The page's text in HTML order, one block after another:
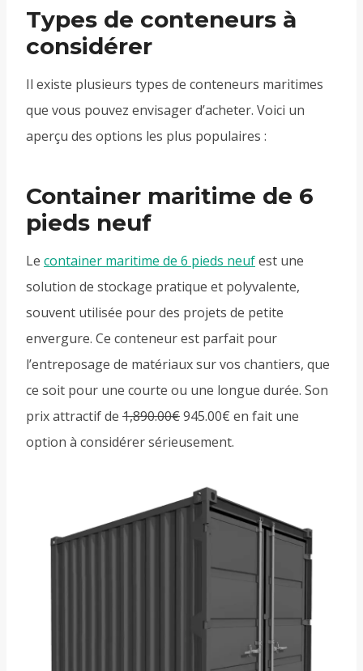
Types de conteneurs à
considérer
Il existe plusieurs types de conteneurs maritimes
que vous pouvez envisager d’acheter. Voici un
aperçu des options les plus populaires :
Container maritime de 6
pieds neuf
Le container maritime de 6 pieds neufest une
solution de stockage pratique et polyvalente,
souvent utilisée pour des projets de petite
envergure. Ce conteneur est parfait pour
l’entreposage de matériaux sur vos chantiers, que
ce soit pour une courte ou une longue durée. Son
prix attractif de 1,890.00€945.00€ en fait une
option à considérer sérieusement.